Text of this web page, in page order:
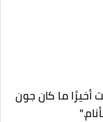
أخيرًا ما كان جون